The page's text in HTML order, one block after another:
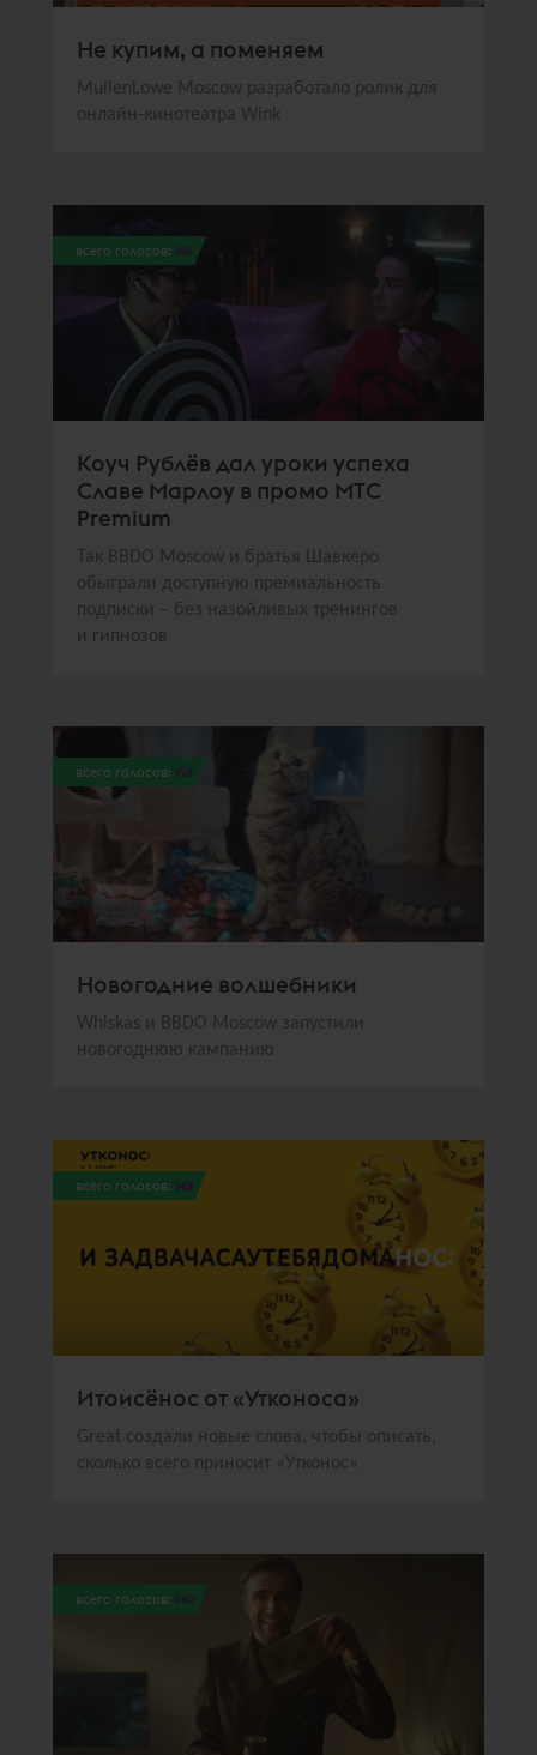
Не купим, а поменяем
MullenLowe Moscow разработало ролик для
онлайн-кинотеатра Wink
всего голосов: 166
Коуч Рублёв дал уроки успеха
Славе Марлоу в промо МТС
Premium
Так BBDO Moscow и братья Шавкеро
обыграли доступную премиальность
подписки – без назойливых тренингов
и гипнозов
всего голосов: 158
Новогодние волшебники
Whiskas и BBDO Moscow запустили
новогоднюю кампанию
всего голосов: 142
Итоисёнос от «Утконоса»
Great создали новые слова, чтобы описать,
сколько всего приносит «Утконос»
всего голосов: 140